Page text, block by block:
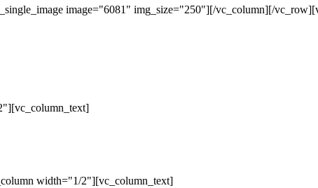
image="6081" img_size="250"][/vc_column][/
width="1/2"][vc_column_text]